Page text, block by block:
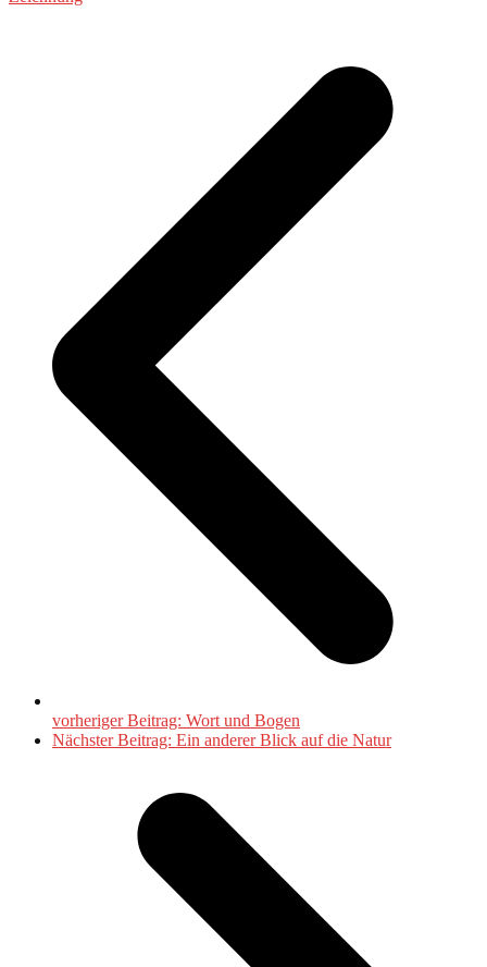
vorheriger Beitrag: Wort und Bogen
Nächster Beitrag: Ein anderer Blick auf die Natur